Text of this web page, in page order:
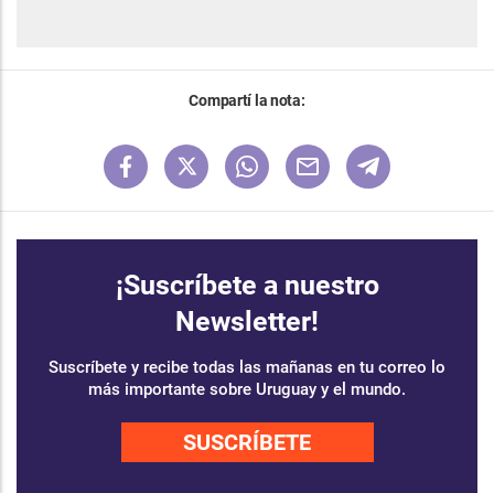
Compartí la nota:
¡Suscríbete a nuestro
Newsletter!
Suscríbete y recibe todas las mañanas en tu correo lo
más importante sobre Uruguay y el mundo.
SUSCRÍBETE